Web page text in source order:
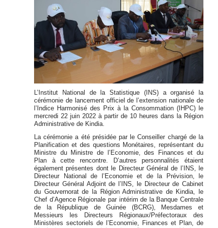
L’Institut National de la Statistique (INS) a organisé la
cérémonie de lancement officiel de l’extension nationale de
l’Indice Harmonisé des Prix à la Consommation (IHPC) le
mercredi 22 juin 2022 à partir de 10 heures dans la Région
Administrative de Kindia.
La cérémonie a été présidée par le Conseiller chargé de la
Planification et des questions Monétaires, représentant du
Ministre du Ministre de l’Economie, des Finances et du
Plan à cette rencontre. D’autres personnalités étaient
également présentes dont le Directeur Général de l’INS, le
Directeur National de l’Economie et de la Prévision, le
Directeur Général Adjoint de l’INS, le Directeur de Cabinet
du Gouvernorat de la Région Administrative de Kindia, le
Chef d’Agence Régionale par intérim de la Banque Centrale
de la République de Guinée (BCRG), Mesdames et
Messieurs les Directeurs Régionaux/Préfectoraux des
Ministères sectoriels de l’Economie, Finances et Plan, de